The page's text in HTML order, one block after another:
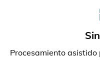
Procesamiento